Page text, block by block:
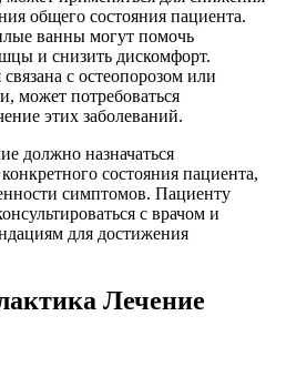
общего состояния пациента.
ванны могут помочь
и снизить дискомфорт.
с остеопорозом или
может потребоваться
этих заболеваний.
должно назначаться
состояния пациента,
симптомов. Пациенту
с врачом и
для достижения
Лечение